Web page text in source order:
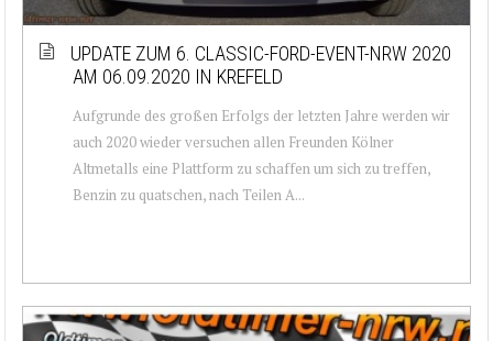
UPDATE ZUM 6. CLASSIC-FORD-EVENT-NRW 2020
AM 06.09.2020 IN KREFELD
Aufgrunde des großen Erfolgs der letzten Jahre werden wir
auch 2020 wieder versuchen allen Freunden Kölner
Altmetalls eine Plattform zu schaffen um sich zu treffen,
Benzin zu quatschen, nach Teilen A...